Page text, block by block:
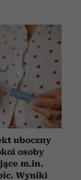
uboczny
osoby
m.in.
Wyniki